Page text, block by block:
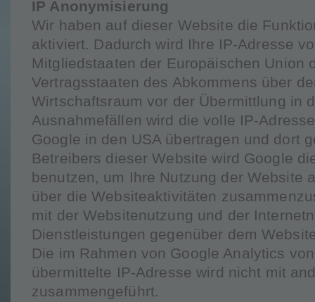
IP Anonymisierung
Wir haben auf dieser Website die
aktiviert. Dadurch wird Ihre IP-Adresse
Mitgliedstaaten der Europäischen Union
Vertragsstaaten des Abkommens über
Wirtschaftsraum vor der Übermittlung in
Ausnahmefällen wird die volle IP-
Google in den USA übertragen und dort
Betreibers dieser Website wird Google
benutzen, um Ihre Nutzung der Website
über die Websiteaktivitäten
mit der Websitenutzung und der
Dienstleistungen gegenüber dem
Die im Rahmen von Google Analytics
übermittelte IP-Adresse wird nicht mit
zusammengeführt.